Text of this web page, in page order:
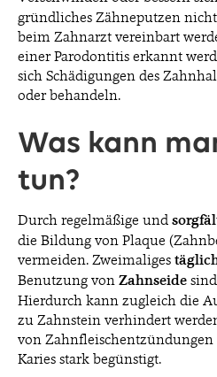
gründliches Zähneputzen
beim Zahnarzt vereinbart
einer Parodontitis erkannt
sich Schädigungen des
oder behandeln.
Was kann
tun?
Durch regelmäßige und
die Bildung von Plaque
vermeiden. Zweimaliges
Benutzung von Zahnseide
Hierdurch kann zugleich die
zu Zahnstein verhindert
von
Karies stark begünstigt.